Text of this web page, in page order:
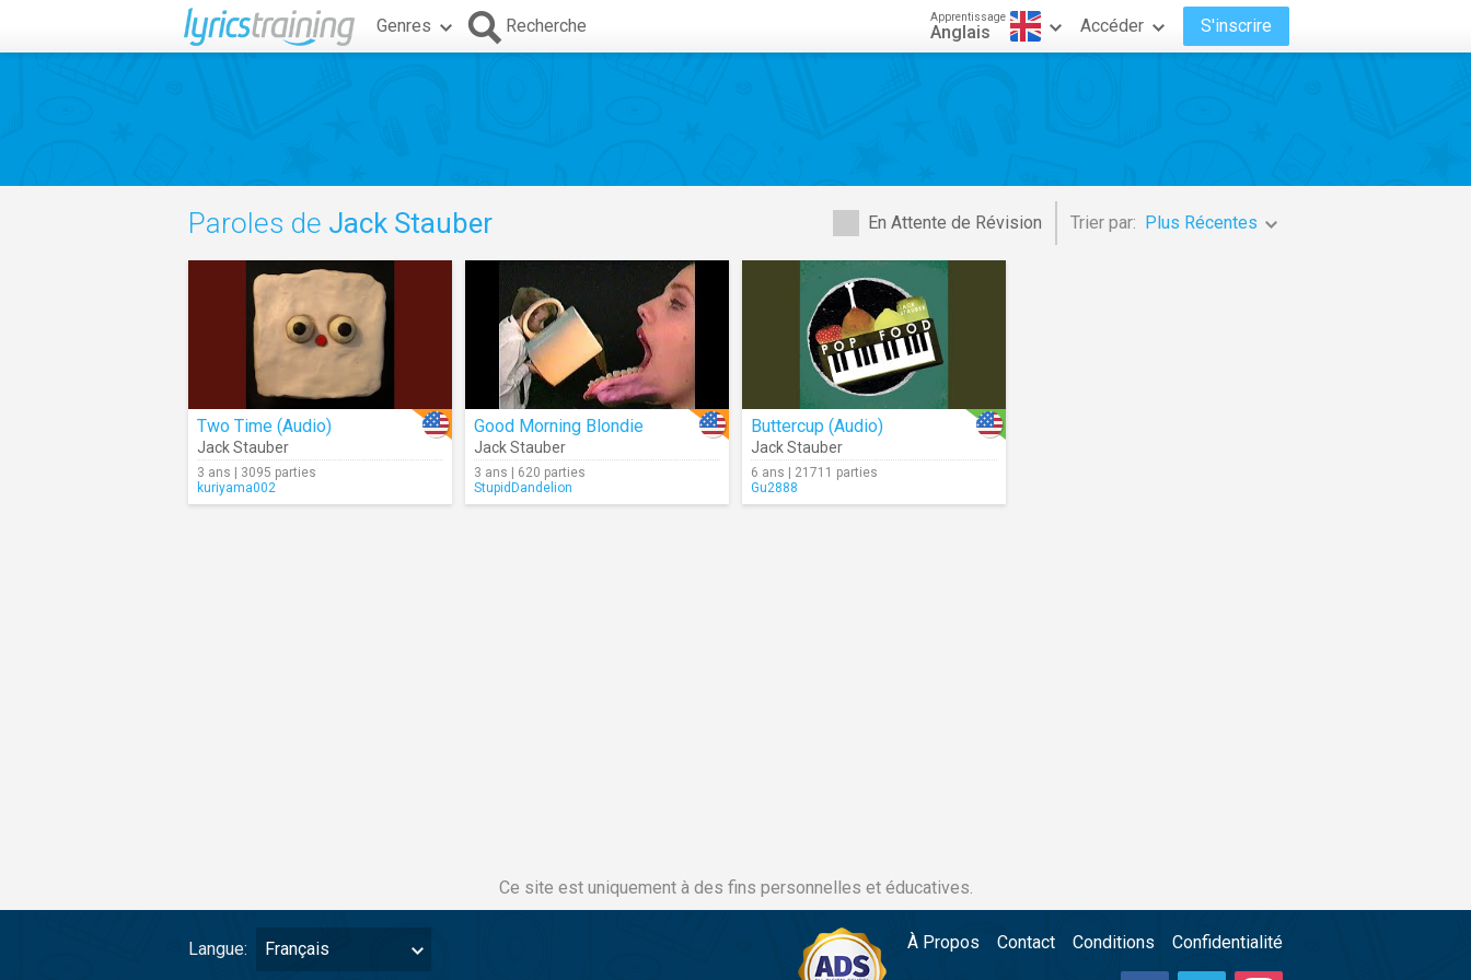
Genres Recherche Apprentissage
Anglais Accéder S'inscrire
En Attente de Révision Trier par: Plus Récentes
Paroles de Jack Stauber
Two Time (Audio)
Jack Stauber
3 ans | 3095 parties
kuriyama002
Good Morning Blondie
Jack Stauber
3 ans | 620 parties
StupidDandelion
Buttercup (Audio)
Jack Stauber
6 ans | 21711 parties
Gu2888
Ce site est uniquement à des fins personnelles et éducatives.
Langue: Français À Propos Contact Conditions Confidentialité